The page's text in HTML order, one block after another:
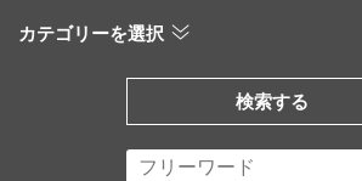
カテゴリーを選択
検索する